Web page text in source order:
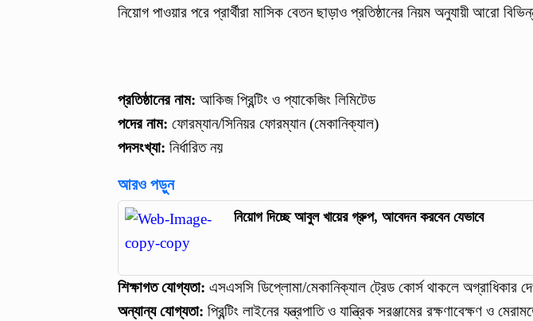
নিয়োগ পাওয়ার পরে প্রার্থীরা মাসিক বেতন ছাড়াও প্রতিষ্ঠানের নিয়ম অনুযায়ী আরো
প্রতিষ্ঠানের নাম: আকিজ প্রিন্টিং ও প্যাকেজিং লিমিটেড
পদের নাম: ফোরম্যান/সিনিয়র ফোরম্যান (মেকানিক্যাল)
পদসংখ্যা: নির্ধারিত নয়
আরও পড়ুন
নিয়োগ দিচ্ছে আবুল খায়ের গ্রুপ, আবেদন করবেন যেভাবে
শিক্ষাগত যোগ্যতা: এসএসসি ডিপ্লোমা/মেকানিক্যাল ট্রেড কোর্স থাকলে অগ্রাধিকার
অন্যান্য যোগ্যতা: প্রিন্টিং লাইনের যন্ত্রপাতি ও যান্ত্রিক সরঞ্জামের রক্ষণাবেক্ষণ ও